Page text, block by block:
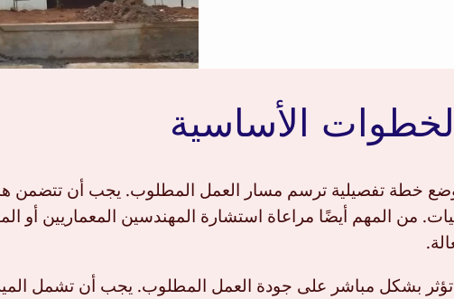
الأساسية
وضع خطة تفصيلية ترسم مسار العمل المطلوب. يجب أن تتضمن
من المهم أيضًا مراعاة استشارة المهندسين المعماريين أو
بشكل مباشر على جودة العمل المطلوب. يجب أن تشمل